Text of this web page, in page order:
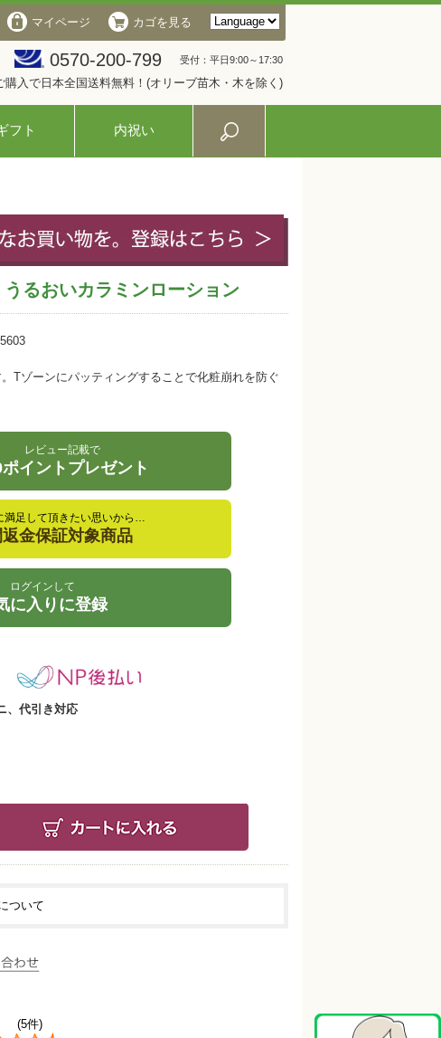
マイページ カゴを見る
0570-200-799 受付：平日9:00～17:30
購入で日本全国送料無料！(オリーブ苗木・木を除く)
フト 内祝い
るおいカラミンローション
Tゾーンにパッティングすることで化粧崩れを防ぐ
レビュー記載で
イントプレゼント
満足して頂きたい思いから…
金保証対象商品
ログインして
に入りに登録
、代引き対応
ついて
(5件)